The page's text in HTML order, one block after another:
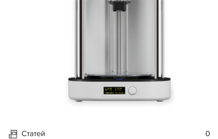
Статей 0